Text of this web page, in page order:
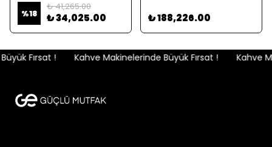
%18
₺ 41,265.00
₺ 34,025.00 ₺ 188,226.00
Fırsat ! Kahve Makinelerinde Büyük Fırsat ! Kahve